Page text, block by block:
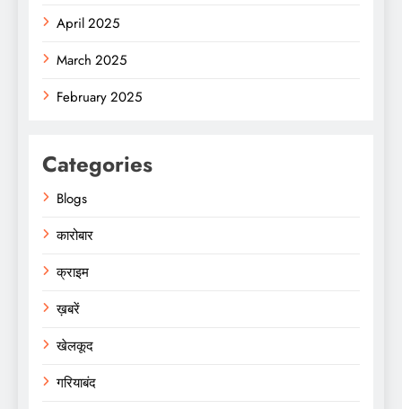
April 2025
March 2025
February 2025
Categories
Blogs
कारोबार
क्राइम
ख़बरें
खेलकूद
गरियाबंद